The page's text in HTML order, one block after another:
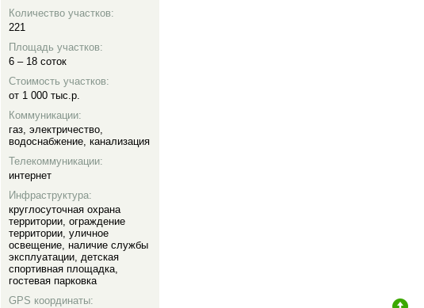
Количество участков:
221
Площадь участков:
6 – 18 соток
Стоимость участков:
от 1 000 тыс.р.
Коммуникации:
газ, электричество,
водоснабжение, канализация
Телекоммуникации:
интернет
Инфраструктура:
круглосуточная охрана
территории, ограждение
территории, уличное
освещение, наличие службы
эксплуатации, детская
спортивная площадка,
гостевая парковка
GPS координаты: